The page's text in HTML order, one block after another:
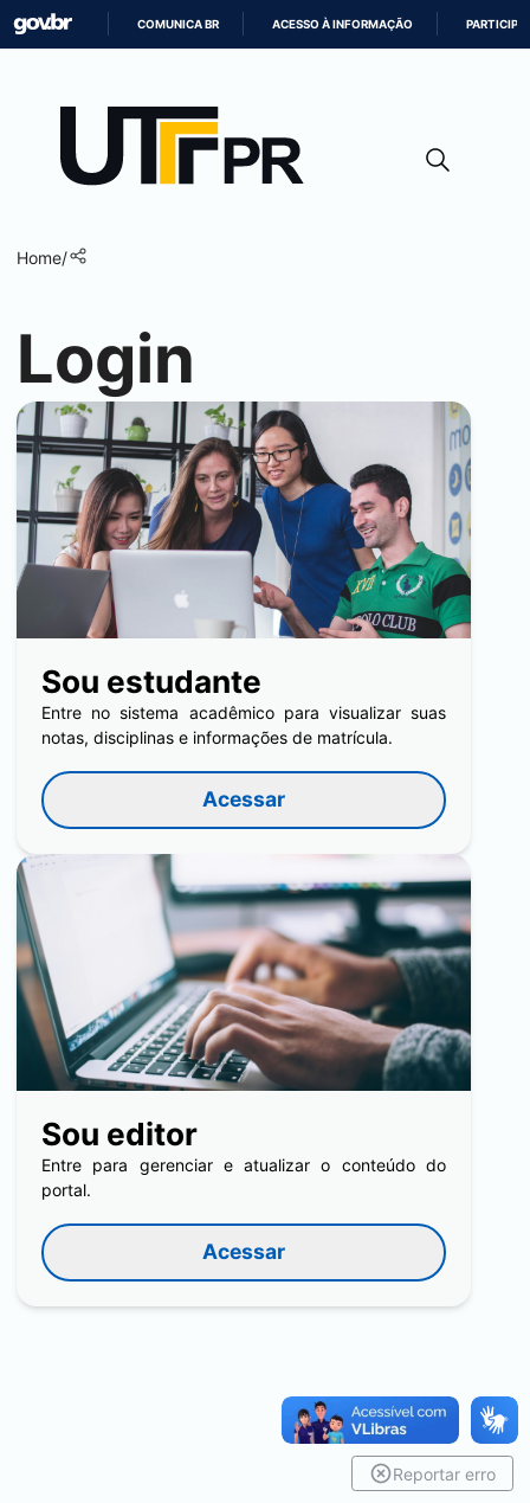
CONTEÚDO
COMUNICA BR ACESSO À INFORMAÇÃO PARTICIPE
Home/
Login
Sou estudante
Entre no sistema acadêmico para visualizar suas
notas, disciplinas e informações de matrícula.
Acessar
Sou editor
Entre para gerenciar e atualizar o conteúdo do
portal.
Acessar
Reportar erro